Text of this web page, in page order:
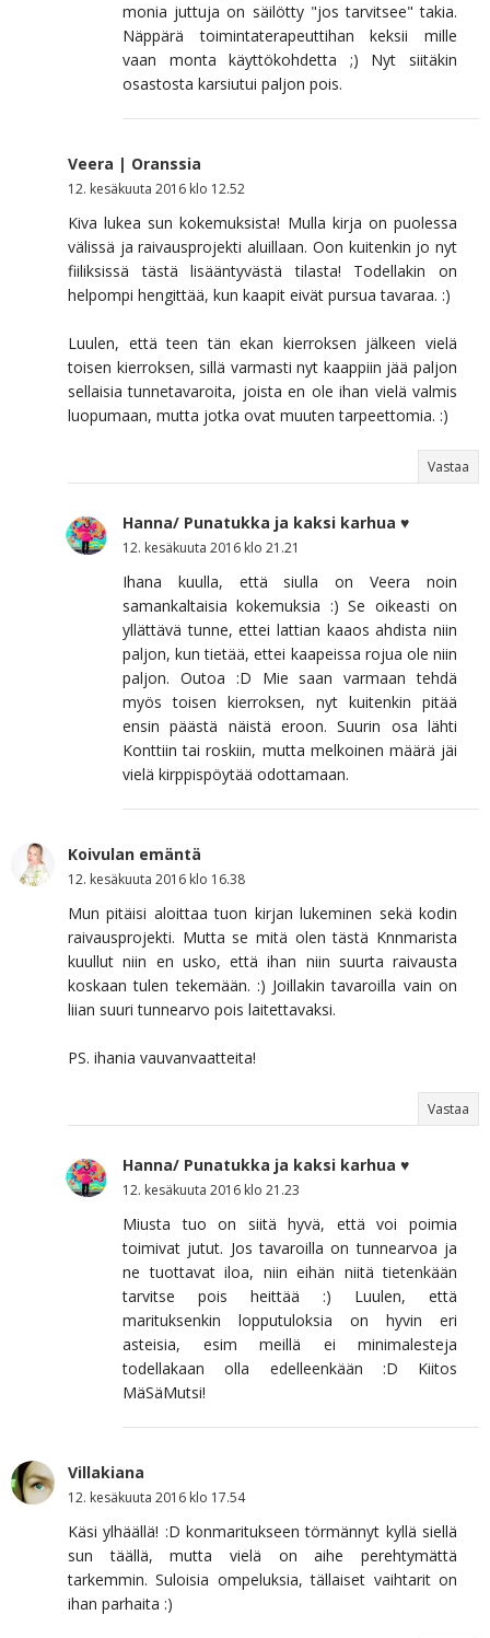
monia juttuja on säilötty "jos tarvitsee" takia.
Näppärä toimintaterapeuttihan keksii mille
vaan monta käyttökohdetta ;) Nyt siitäkin
osastosta karsiutui paljon pois.
Veera | Oranssia
12. kesäkuuta 2016 klo 12.52
Kiva lukea sun kokemuksista! Mulla kirja on puolessa
välissä ja raivausprojekti aluillaan. Oon kuitenkin jo nyt
fiiliksissä tästä lisääntyvästä tilasta! Todellakin on
helpompi hengittää, kun kaapit eivät pursua tavaraa. :)
Luulen, että teen tän ekan kierroksen jälkeen vielä
toisen kierroksen, sillä varmasti nyt kaappiin jää paljon
sellaisia tunnetavaroita, joista en ole ihan vielä valmis
luopumaan, mutta jotka ovat muuten tarpeettomia. :)
Vastaa
Hanna/ Punatukka ja kaksi karhua ♥
12. kesäkuuta 2016 klo 21.21
Ihana kuulla, että siulla on Veera noin
samankaltaisia kokemuksia :) Se oikeasti on
yllättävä tunne, ettei lattian kaaos ahdista niin
paljon, kun tietää, ettei kaapeissa rojua ole niin
paljon. Outoa :D Mie saan varmaan tehdä
myös toisen kierroksen, nyt kuitenkin pitää
ensin päästä näistä eroon. Suurin osa lähti
Konttiin tai roskiin, mutta melkoinen määrä jäi
vielä kirppispöytää odottamaan.
Koivulan emäntä
12. kesäkuuta 2016 klo 16.38
Mun pitäisi aloittaa tuon kirjan lukeminen sekä kodin
raivausprojekti. Mutta se mitä olen tästä Knnmarista
kuullut niin en usko, että ihan niin suurta raivausta
koskaan tulen tekemään. :) Joillakin tavaroilla vain on
liian suuri tunnearvo pois laitettavaksi.
PS. ihania vauvanvaatteita!
Vastaa
Hanna/ Punatukka ja kaksi karhua ♥
12. kesäkuuta 2016 klo 21.23
Miusta tuo on siitä hyvä, että voi poimia
toimivat jutut. Jos tavaroilla on tunnearvoa ja
ne tuottavat iloa, niin eihän niitä tietenkään
tarvitse pois heittää :) Luulen, että
marituksenkin lopputuloksia on hyvin eri
asteisia, esim meillä ei minimalesteja
todellakaan olla edelleenkään :D Kiitos
MäSäMutsi!
Villakiana
12. kesäkuuta 2016 klo 17.54
Käsi ylhäällä! :D konmaritukseen törmännyt kyllä siellä
sun täällä, mutta vielä on aihe perehtymättä
tarkemmin. Suloisia ompeluksia, tällaiset vaihtarit on
ihan parhaita :)